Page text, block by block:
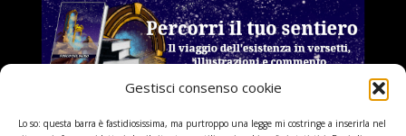
Gestisci consenso cookie
Lo so: questa barra è fastidiosissima, ma purtroppo una legge mi costringe a inserirla nel